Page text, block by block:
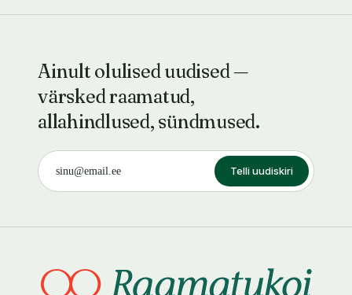
Ainult olulised uudised —
värsked raamatud,
allahindlused, sündmused.
Telli uudiskiri